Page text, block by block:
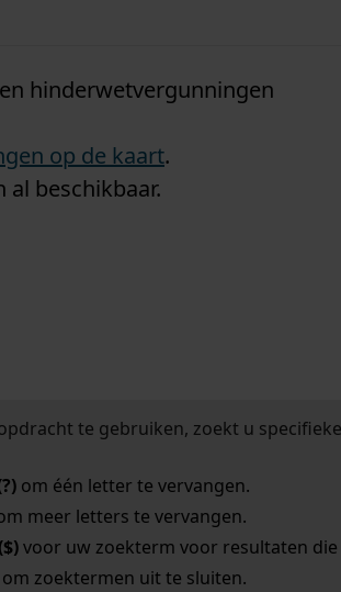
hinderwetvergunningen
op de kaart.
beschikbaar.
te gebruiken, zoekt u
om één letter te vervangen.
meer letters te vervangen.
voor uw zoekterm voor resultaten die
zoektermen uit te sluiten.